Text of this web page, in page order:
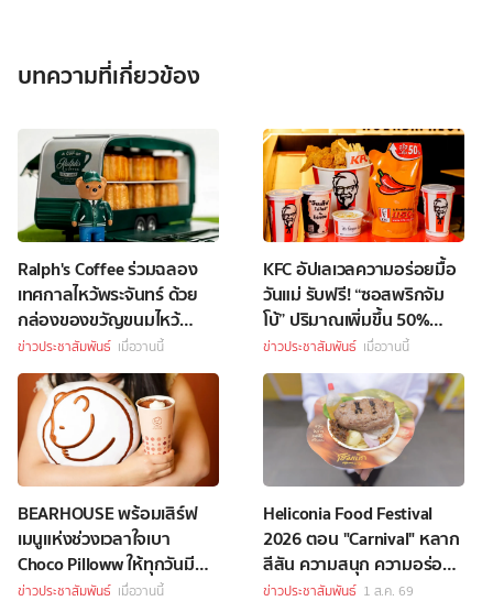
บทความที่เกี่ยวข้อง
Ralph's Coffee ร่วมฉลอง
เทศกาลไหว้พระจันทร์ ด้วย
กล่องของขวัญขนมไหว้
พระจันทร์สุดพิเศษ
ข่าวประชาสัมพันธ์ เมื่อวานนี้
KFC อัปเลเวลความอร่อยมื้อ
วันแม่ รับฟรี! “ซอสพริกจัม
โบ้” ปริมาณเพิ่มขึ้น 50%
เพียงซื้อชุดบักเก็ตที่ร่วม
รายการราคา 349 บาทขึ้นไป
ข่าวประชาสัมพันธ์ เมื่อวานนี้
BEARHOUSE พร้อมเสิร์ฟ
เมนูแห่งช่วงเวลาใจเบา
Choco Pilloww ให้ทุกวันมี
“Soft Moment”
ข่าวประชาสัมพันธ์ เมื่อวานนี้
Heliconia Food Festival
2026 ตอน "Carnival" หลาก
สีสัน ความสนุก ความอร่อย
Celebrity Chef กว่า 70 ชีวิต
ข่าวประชาสัมพันธ์ 1 ส.ค. 69